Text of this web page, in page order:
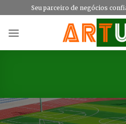
to
content
Seu parceiro de negócios